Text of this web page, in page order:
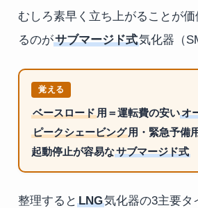
むしろ素早く立ち上がることが
るのがサブマージド式気化器（
覚える
ベースロード 用＝運転費の安いオ
ピークシェービング 用・緊急予備
起動停止が容易なサブマージド式
整理すると LNG気化器の3主要